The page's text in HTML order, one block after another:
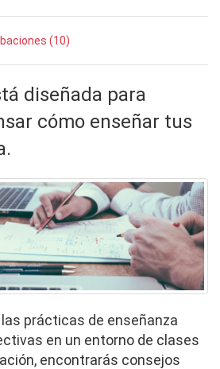
(10)
diseñada para
cómo enseñar tus
prácticas de enseñanza
en un entorno de clases
encontrarás consejos